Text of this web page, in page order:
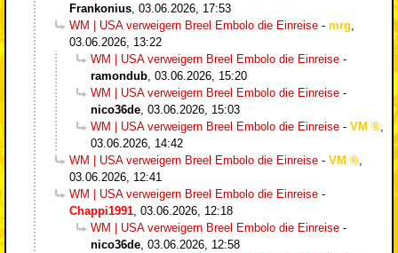
Frankonius, 03.06.2026, 17:53
WM | USA verweigern Breel Embolo die Einreise - mrg,
03.06.2026, 13:22
WM | USA verweigern Breel Embolo die Einreise -
ramondub, 03.06.2026, 15:20
WM | USA verweigern Breel Embolo die Einreise -
nico36de, 03.06.2026, 15:03
WM | USA verweigern Breel Embolo die Einreise - VM
,
03.06.2026, 14:42
WM | USA verweigern Breel Embolo die Einreise - VM
,
03.06.2026, 12:41
WM | USA verweigern Breel Embolo die Einreise -
Chappi1991, 03.06.2026, 12:18
WM | USA verweigern Breel Embolo die Einreise -
nico36de, 03.06.2026, 12:58